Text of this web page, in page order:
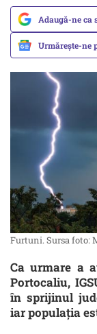
Adaugă-ne ca
Urmărește-ne
Furtuni. Sursa foto:
Ca urmare a
Portocaliu,
în sprijinul
iar populația